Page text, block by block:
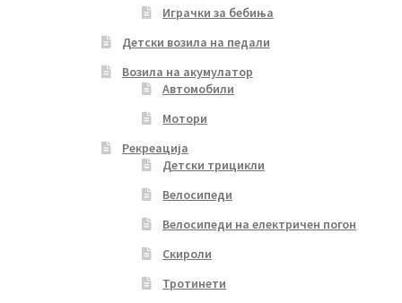
Играчки за бебиња
Детски возила на педали
Возила на акумулатор
Автомобили
Мотори
Рекреација
Детски трицикли
Велосипеди
Велосипеди на електричен погон
Скироли
Тротинети